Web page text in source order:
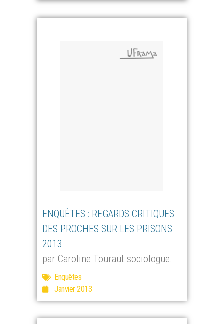
ENQUÊTES : REGARDS CRITIQUES
DES PROCHES SUR LES PRISONS
2013
par Caroline Touraut sociologue.
Enquêtes
Janvier 2013